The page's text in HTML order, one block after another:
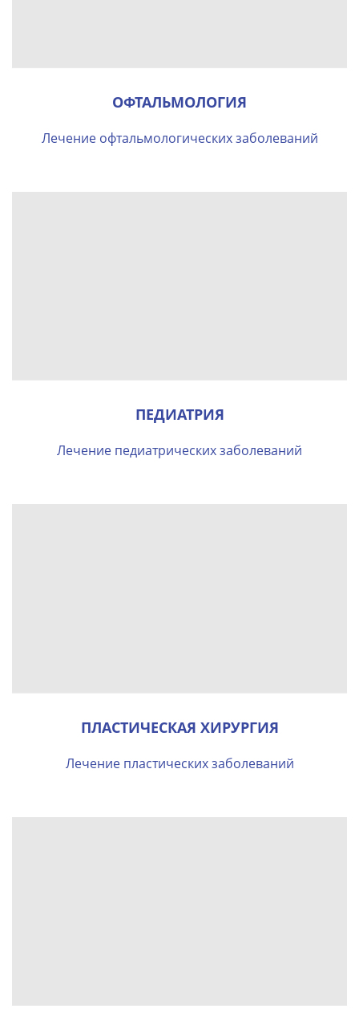
ОФТАЛЬМОЛОГИЯ
Лечение офтальмологических заболеваний
ПЕДИАТРИЯ
Лечение педиатрических заболеваний
ПЛАСТИЧЕСКАЯ ХИРУРГИЯ
Лечение пластических заболеваний